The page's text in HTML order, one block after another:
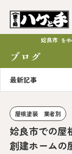
姶良市 を中
ブログ
最新記事
屋根塗装 業者別
姶良市での屋
創建ホームの